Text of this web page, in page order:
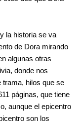
la historia se va
de Dora mirando
algunas otras
donde nos
trama, hilos que se
páginas, que tiene
aunque el epicentro
son los